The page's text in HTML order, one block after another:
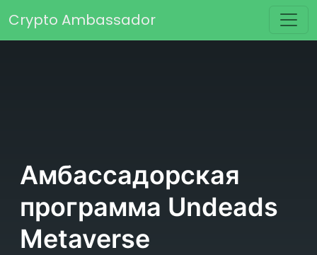
Основная навигация
Crypto Ambassador
Амбассадорская
программа Undeads
Metaverse